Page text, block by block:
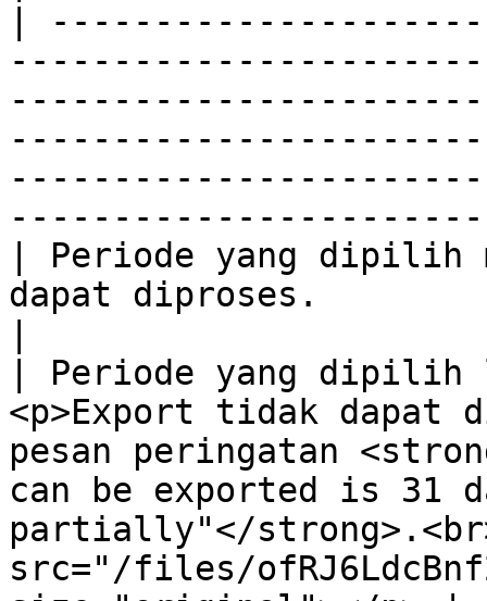
|
| Periode yang dipilih
dapat diproses.
| Periode yang
<p>Export tidak dapat
pesan peringatan
can be exported is 31
partially"</
src="/files/